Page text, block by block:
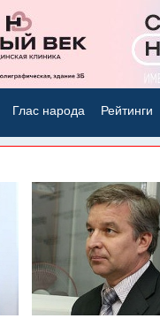
Глас народа Рейтинги